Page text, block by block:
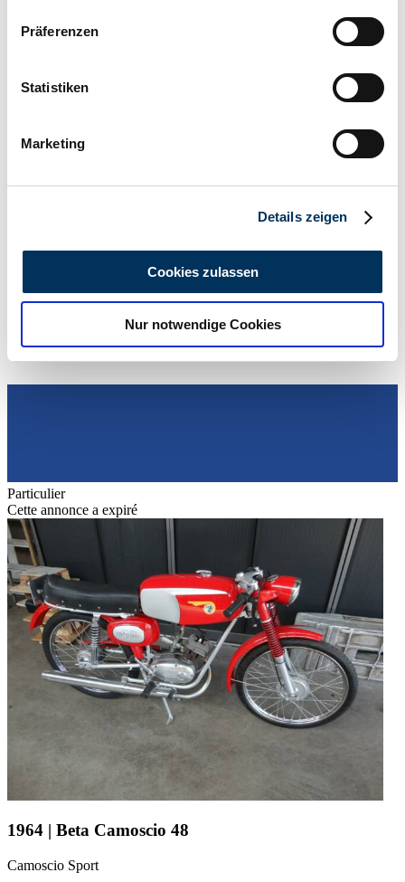
Informationen über Ihre geografische Lage
können
bestimmten Merkmalen (Fingerprinting) identifizieren
Erfahren Sie mehr darüber, wie Ihre persönlichen Daten
analysieren. Außerdem geben wir Informationen zu Ihrer
Verwendung unserer Website an unsere Partner für
soziale Medien, Werbung und Analysen weiter. Unsere
Präferenzen
Statistiken
Marketing
Details zeigen
Cookies zulassen
Nur notwendige Cookies
Particulier
Cette annonce a expiré
1964 | Beta Camoscio 48
Camoscio Sport